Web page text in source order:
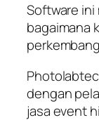
Software
bagaimana
dengan
jasa event